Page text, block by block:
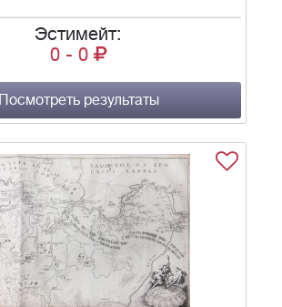
Эстимейт:
0 - 0
Посмотреть результаты